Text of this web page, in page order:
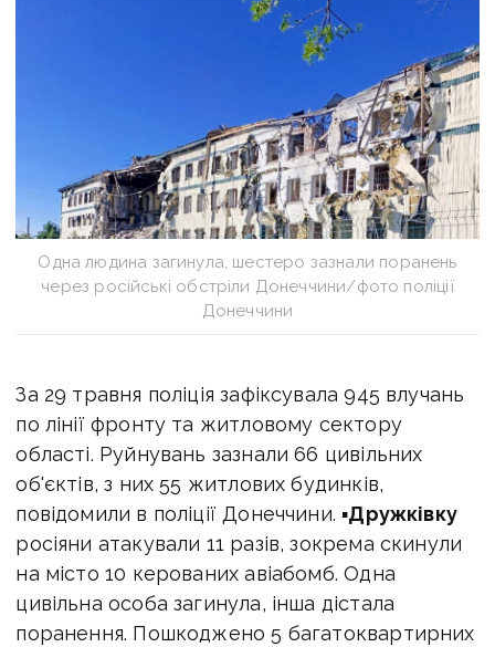
Одна людина загинула, шестеро зазнали поранень
через російські обстріли Донеччини/фото поліції
Донеччини
За 29 травня поліція зафіксувала 945 влучань
по лінії фронту та житловому сектору
області. Руйнувань зазнали 66 цивільних
об'єктів, з них 55 житлових будинків,
повідомили в поліції Донеччини. ▪Дружківку
росіяни атакували 11 разів, зокрема скинули
на місто 10 керованих авіабомб. Одна
цивільна особа загинула, інша дістала
поранення. Пошкоджено 5 багатоквартирних